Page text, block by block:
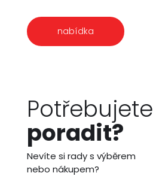
nabídka
Potřebujete
poradit?
Nevíte si rady s výběrem
nebo nákupem?